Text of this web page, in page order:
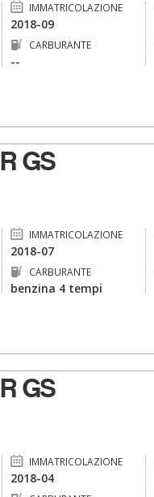
IMMATRICOLAZIONE
2018-09
CARBURANTE
--
GS
IMMATRICOLAZIONE
2018-07
CARBURANTE
benzina 4 tempi
GS
IMMATRICOLAZIONE
2018-04